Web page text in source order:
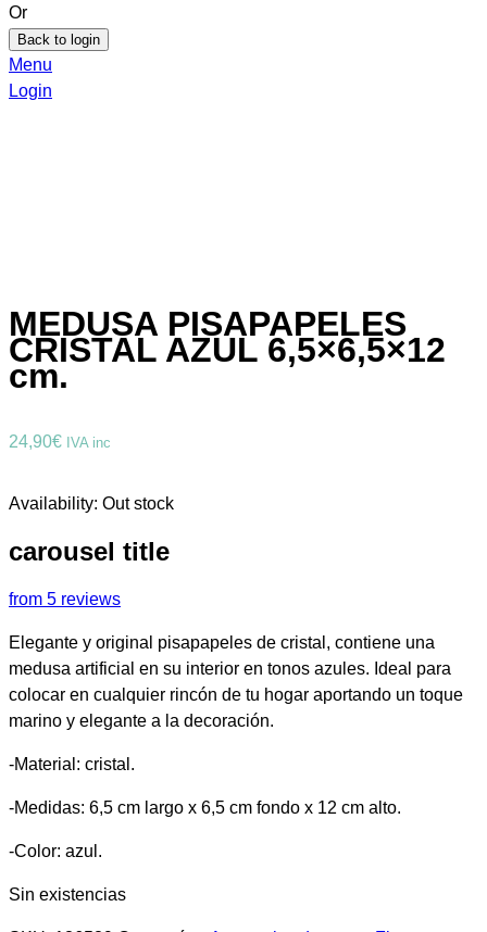
Or
Back to login
Menu
Login
MEDUSA PISAPAPELES
CRISTAL AZUL 6,5×6,5×12
cm.
24,90€ IVA inc
Availability: Out stock
carousel title
from 5 reviews
Elegante y original pisapapeles de cristal, contiene una
medusa artificial en su interior en tonos azules. Ideal para
colocar en cualquier rincón de tu hogar aportando un toque
marino y elegante a la decoración.
-Material: cristal.
-Medidas: 6,5 cm largo x 6,5 cm fondo x 12 cm alto.
-Color: azul.
Sin existencias